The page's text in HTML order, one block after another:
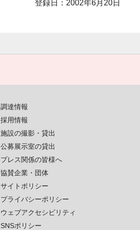
登録日：2002年6月20日
調達情報
採用情報
施設の撮影・貸出
公募展示室の貸出
プレス関係の皆様へ
協賛企業・団体
サイトポリシー
プライバシーポリシー
ウェブアクセシビリティ
SNSポリシー